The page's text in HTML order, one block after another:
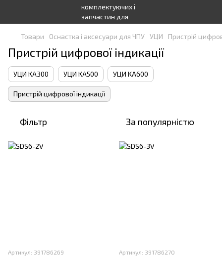
Товари Оснастка і аксесуари для ЧПУ УЦИ Пристрій
Пристрій цифрової індикації
УЦИ KA300 УЦИ KA500 УЦИ KA600
Пристрій цифрової індикації
Фільтр За популярністю
Артикул: 391786269 Артикул: 391786270